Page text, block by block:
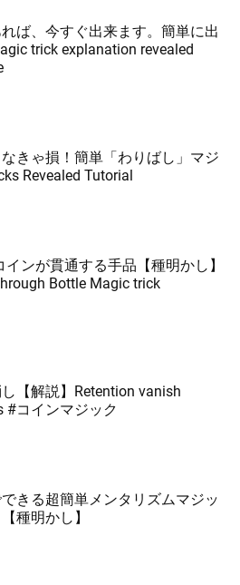
ば、今すぐ出来ます。簡単に出
trick explanation revealed
きゃ損！簡単「わりばし」マジ
Revealed Tutorial
ンが貫通する手品【種明かし】
Bottle Magic trick
【解説】Retention vanish
コインマジック
きる超簡単メンタリズムマジッ
種明かし】